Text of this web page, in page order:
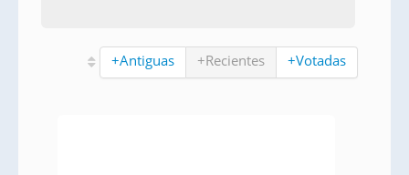
+Antiguas +Recientes +Votadas